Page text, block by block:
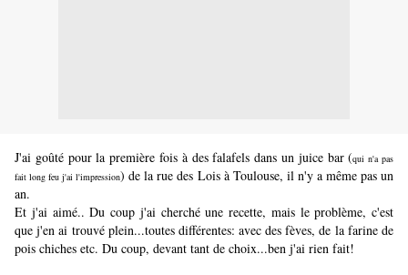
J'ai goûté pour la première fois à des falafels dans un juice bar (qui n'a pas
fait long feu j'ai l'impression) de la rue des Lois à Toulouse, il n'y a même pas un
an.
Et j'ai aimé.. Du coup j'ai cherché une recette, mais le problème, c'est
que j'en ai trouvé plein...toutes différentes: avec des fèves, de la farine de
pois chiches etc. Du coup, devant tant de choix...ben j'ai rien fait!